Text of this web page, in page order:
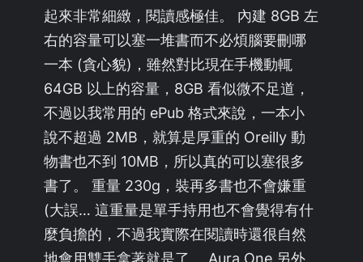
起來非常細緻，閱讀感極佳。 內建 8GB 左
右的容量可以塞一堆書而不必煩腦要刪哪
一本 (貪心貌)，雖然對比現在手機動輒
64GB 以上的容量，8GB 看似微不足道，
不過以我常用的 ePub 格式來說，一本小
說不超過 2MB，就算是厚重的 Oreilly 動
物書也不到 10MB，所以真的可以塞很多
書了。 重量 230g，裝再多書也不會嫌重
(大誤… 這重量是單手持用也不會覺得有什
麼負擔的，不過我實際在閱讀時還很自然
地會用雙手拿著就是了。 Aura One 另外